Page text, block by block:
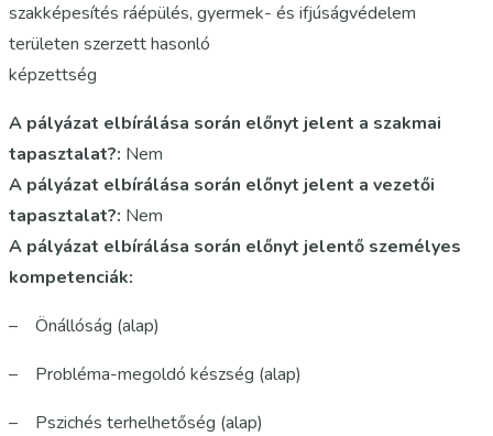
szakképesítés ráépülés, gyermek- és ifjúságvédelem
területen szerzett hasonló
képzettség
A pályázat elbírálása során előnyt jelent a szakmai
tapasztalat?: Nem
A pályázat elbírálása során előnyt jelent a vezetői
tapasztalat?: Nem
A pályázat elbírálása során előnyt jelentő személyes
kompetenciák:
– Önállóság (alap)
– Probléma-megoldó készség (alap)
– Pszichés terhelhetőség (alap)